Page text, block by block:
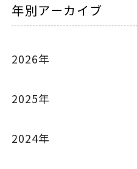
年別アーカイブ
2026年
2025年
2024年